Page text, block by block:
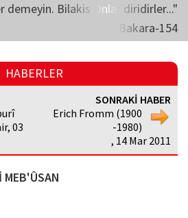
demeyin. Bilakis Onlar diridirler..."
Bakara-154
HABERLER
03
SONRAKİ HABER
Erich Fromm (1900
-1980)
, 14 Mar 2011
MEB'ÛSAN